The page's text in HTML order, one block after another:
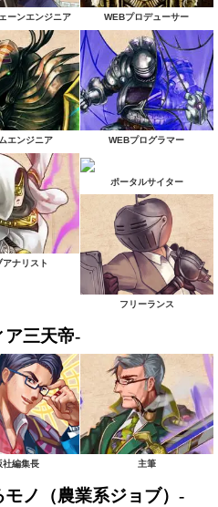
ーンエンジニア WEBプロデューサー
エンジニア WEBプログラマー
アナリスト
ポータルサイター
フリーランス
ア三天帝-
社編集長 主筆
ノ（農業系ジョブ）-